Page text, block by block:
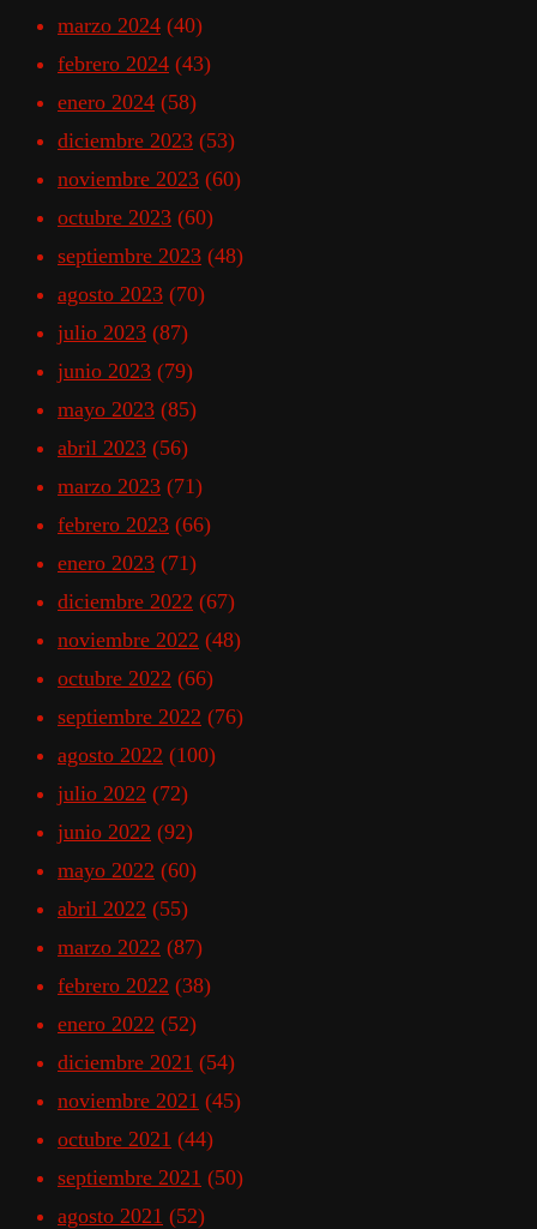
marzo 2024 (40)
febrero 2024 (43)
enero 2024 (58)
diciembre 2023 (53)
noviembre 2023 (60)
octubre 2023 (60)
septiembre 2023 (48)
agosto 2023 (70)
julio 2023 (87)
junio 2023 (79)
mayo 2023 (85)
abril 2023 (56)
marzo 2023 (71)
febrero 2023 (66)
enero 2023 (71)
diciembre 2022 (67)
noviembre 2022 (48)
octubre 2022 (66)
septiembre 2022 (76)
agosto 2022 (100)
julio 2022 (72)
junio 2022 (92)
mayo 2022 (60)
abril 2022 (55)
marzo 2022 (87)
febrero 2022 (38)
enero 2022 (52)
diciembre 2021 (54)
noviembre 2021 (45)
octubre 2021 (44)
septiembre 2021 (50)
agosto 2021 (52)